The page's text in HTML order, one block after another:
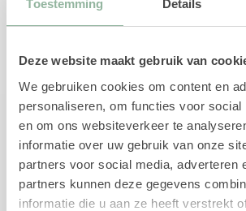
Toestemming Details
Deze website maakt gebruik van
We gebruiken cookies om content en
personaliseren, om functies voor social
en om ons websiteverkeer te
informatie over uw gebruik van onze
partners voor social media, adverteren
partners kunnen deze gegevens
informatie die u aan ze heeft verstrekt
UWV-trajecten
Re-integratiebegeleiding
Re-integratie 1e spoor
Re-integratie 2e spoor
Re-integratie 1e en 2e spoor
Loopbaanbegeleiding